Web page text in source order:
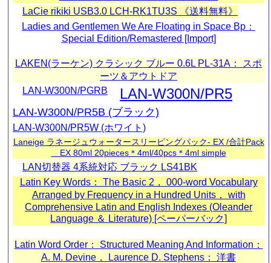
LaCie rikiki USB3.0 LCH-RK1TU3S 《送料無料》
Ladies and Gentlemen We Are Floating in Space Bp：
Special Edition/Remastered [Import]
LAKEN(ラーケン) クラシック ブルー 0.6L PL-31A： スポ
ーツ＆アウトドア
LAN-W300N/PGRB
LAN-W300N/PR5
LAN-W300N/PR5B (ブラック)
LAN-W300N/PR5W (ホワイト)
Laneige ラネージュウォータースリーピングパック- EX /合計Pack
＿EX 80ml 20pieces＊4ml/40pcs＊4ml simple
LAN切替器 4系統対応 ブラック LS41BK
Latin Key Words： The Basic 2， 000-word Vocabulary
Arranged by Frequency in a Hundred Units， with
Comprehensive Latin and English Indexes (Oleander
Language ＆ Literature) [ペーパーバック]
Latin Word Order： Structured Meaning And Information：
A. M. Devine， Laurence D. Stephens： 洋書